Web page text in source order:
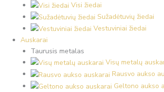
Visi žiedai
Sužadėtuvių žiedai
Vestuviniai žiedai
Auskarai
Taurusis metalas
Visų metalų
Rausvo aukso
Geltono aukso